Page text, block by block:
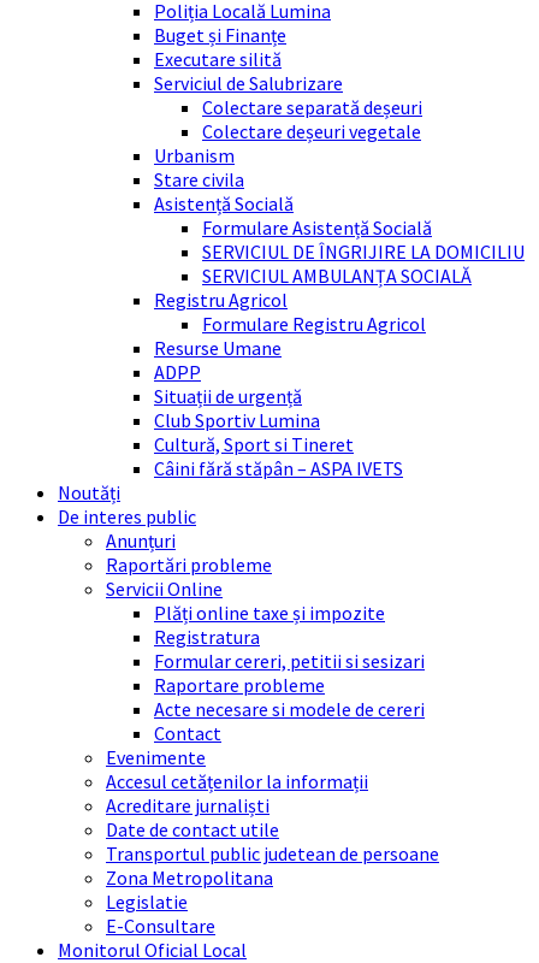
Poliția Locală Lumina
Buget și Finanțe
Executare silită
Serviciul de Salubrizare
Colectare separată deșeuri
Colectare deșeuri vegetale
Urbanism
Stare civila
Asistență Socială
Formulare Asistență Socială
SERVICIUL DE ÎNGRIJIRE LA DOMICILIU
SERVICIUL AMBULANȚA SOCIALĂ
Registru Agricol
Formulare Registru Agricol
Resurse Umane
ADPP
Situații de urgență
Club Sportiv Lumina
Cultură, Sport si Tineret
Câini fără stăpân – ASPA IVETS
Noutăți
De interes public
Anunțuri
Raportări probleme
Servicii Online
Plăți online taxe și impozite
Registratura
Formular cereri, petitii si sesizari
Raportare probleme
Acte necesare si modele de cereri
Contact
Evenimente
Accesul cetățenilor la informații
Acreditare jurnaliști
Date de contact utile
Transportul public judetean de persoane
Zona Metropolitana
Legislatie
E-Consultare
Monitorul Oficial Local